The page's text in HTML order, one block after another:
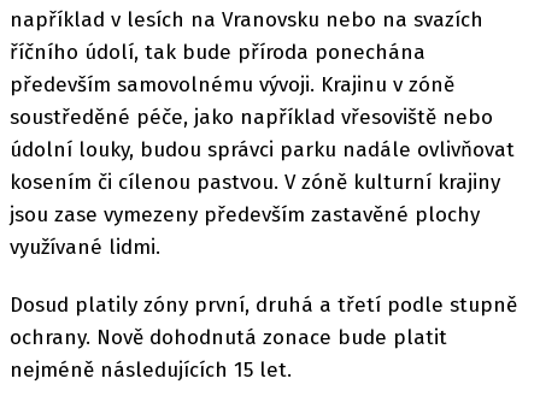
například v lesích na Vranovsku nebo na svazích
říčního údolí, tak bude příroda ponechána
především samovolnému vývoji. Krajinu v zóně
soustředěné péče, jako například vřesoviště nebo
údolní louky, budou správci parku nadále ovlivňovat
kosením či cílenou pastvou. V zóně kulturní krajiny
jsou zase vymezeny především zastavěné plochy
využívané lidmi.
Dosud platily zóny první, druhá a třetí podle stupně
ochrany. Nově dohodnutá zonace bude platit
nejméně následujících 15 let.